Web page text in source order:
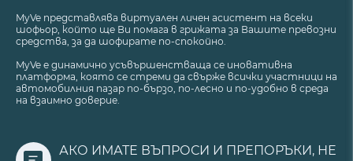
MyVe представлява виртуален личен асистент на всеки
шофьор, който ще Ви помага в грижата за Вашите превозни
средства, за да шофирате по-спокойно.
MyVe е динамично усъвършенстваща се иновативна
платформа, която се стреми да свърже всички участници на
автомобилния пазар по-бързо, по-лесно и по-удобно в среда
на взаимно доверие.
АКО ИМАТЕ ВЪПРОСИ И ПРЕПОРЪКИ, НЕ